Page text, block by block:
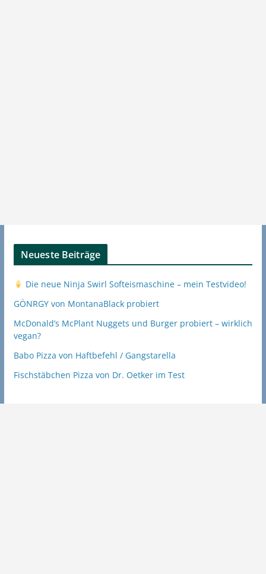
Neueste Beiträge
Die neue Ninja Swirl Softeismaschine – mein Testvideo!
GÖNRGY von MontanaBlack probiert
McDonald’s McPlant Nuggets und Burger probiert – wirklich
vegan?
Babo Pizza von Haftbefehl / Gangstarella
Fischstäbchen Pizza von Dr. Oetker im Test